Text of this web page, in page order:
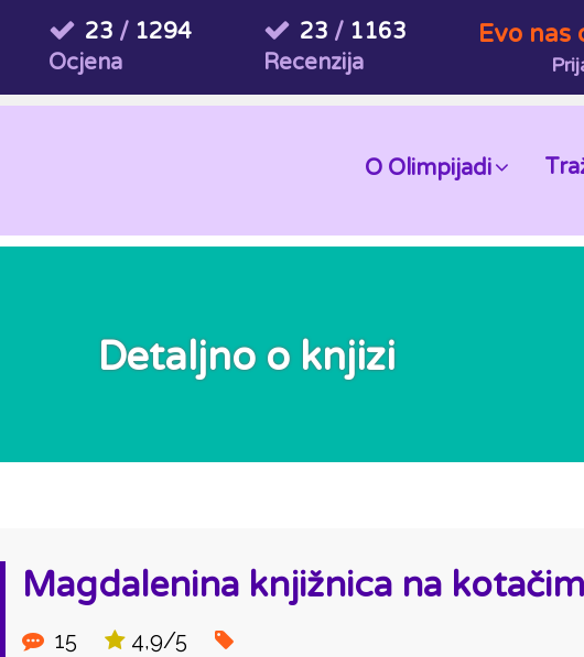
23 / 1294
Ocjena
23 / 1163
Recenzija
Evo nas
O Olimpijadi
Detaljno o knjizi
Magdalenina knjižnica na
15 4,9/5